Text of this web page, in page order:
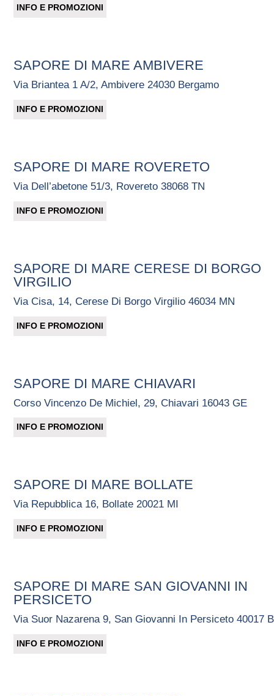
INFO E PROMOZIONI
SAPORE DI MARE AMBIVERE
Via Briantea 1 A/2, Ambivere 24030 Bergamo
INFO E PROMOZIONI
SAPORE DI MARE ROVERETO
Via Dell’abetone 51/3, Rovereto 38068 TN
INFO E PROMOZIONI
SAPORE DI MARE CERESE DI BORGO
VIRGILIO
Via Cisa, 14, Cerese Di Borgo Virgilio 46034 MN
INFO E PROMOZIONI
SAPORE DI MARE CHIAVARI
Corso Vincenzo De Michiel, 29, Chiavari 16043 GE
INFO E PROMOZIONI
SAPORE DI MARE BOLLATE
Via Repubblica 16, Bollate 20021 MI
INFO E PROMOZIONI
SAPORE DI MARE SAN GIOVANNI IN
PERSICETO
Via Suor Nazarena 9, San Giovanni In Persiceto 40017
INFO E PROMOZIONI